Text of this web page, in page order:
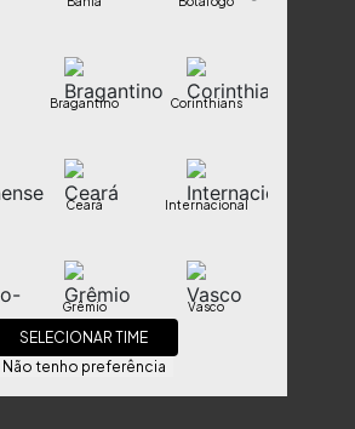
Bragantino Corinthians
Ceará Internacional
Grêmio Vasco
SELECIONAR TIME
Não tenho preferência